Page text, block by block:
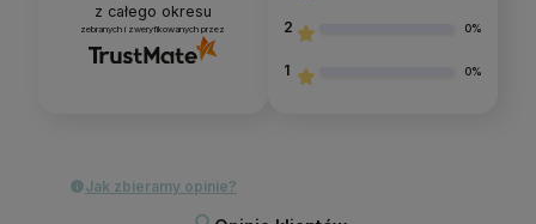
z całego okresu
zebranych i zweryfikowanych przez 2 0%
1 0%
Jak zbieramy opinie?